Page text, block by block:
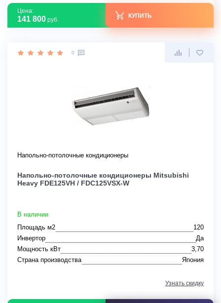
Цена:
141 800 руб.
КУПИТЬ
0
Напольно-потолочные кондиционеры
Напольно-потолочные кондиционеры Mitsubishi
Heavy FDE125VH / FDC125VSX-W
В наличии
Площадь м2
120
Инвертор
Да
Мощность кВт
3,70
Страна производства
Япония
Узнать скидку